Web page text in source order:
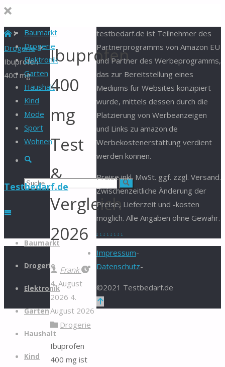
Baumarkt
Drogerie
Elektronik
Garten
Haushalt
Kind
Mode
Sport
Wohnen
Suche
Suchen Suche
Testbedarf.de
Zum
springen
Baumarkt
Drogerie
Elektronik
Garten
Haushalt
Kind
Start
Drogerie
Ibuprofen
400 mg
Ibuprofen
400
mg
Test
&
Vergleich
2026
Frank
4. August
2026 4.
August 2026
Drogerie
Ibuprofen
400 mg ist
testbedarf.de ist Teilnehmer des
Partnerprogramms von Amazon EU
und Partner des Werbeprogramms,
das zur Bereitstellung eines
Mediums für Websites konzipiert
wurde, mittels dessen durch die
Platzierung von Werbeanzeigen
und Links zu amazon.de
Werbekostenerstattung verdient
werden können.
Preise inkl. MwSt. ggf. zzgl. Versand.
Zwischenzeitliche Änderung der
Preise, Lieferzeit und -kosten
möglich. Alle Angaben ohne Gewähr.
. . . . . . . .
Impressum-
Datenschutz-
©2021 Testbedarf.de
Zurück